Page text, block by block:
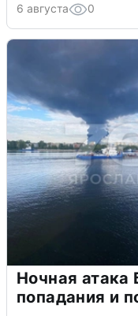
6 августа 0
Ночная
попадания и